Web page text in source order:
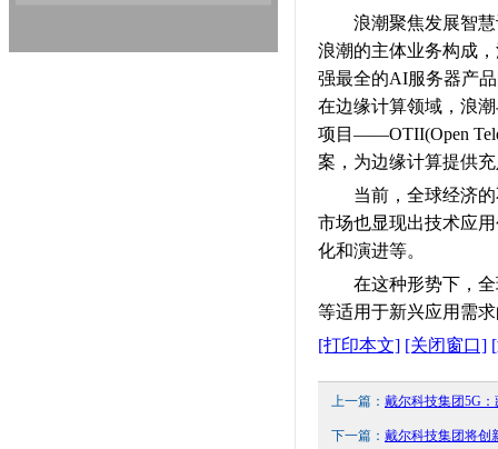
浪潮聚焦发展智慧
浪潮的主体业务构成
强最全的AI服务器产
在边缘计算领域，浪
项目——OTII(Open
案，为边缘计算提供
当前，全球经济的
市场也显现出技术应
化和演进等。
在这种形势下，全
等适用于新兴应用需
[打印本文] [关闭窗口]
上一篇： 戴尔科技集团5G
下一篇： 戴尔科技集团将创